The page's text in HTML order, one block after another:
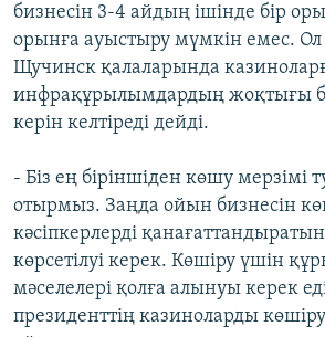
бизнесін 3-4 айдың ішінде бір
орынға ауыстыру мүмкін емес.
Щучинск қалаларында
инфрақұрылымдардың жоқтығы
керін келтіреді дейді.
- Біз ең біріншіден көшу мерзімі
отырмыз. Заңда ойын бизнесін
кәсіпкерлерді
көрсетілуі керек. Көшіру үшін
мәселелері қолға алынуы керек
президенттің казиноларды